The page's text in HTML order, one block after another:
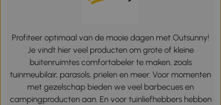
Profiteer optimaal van de mooie dagen met Outsunny!
Je vindt hier veel producten om grote of kleine
buitenruimtes comfortabeler te maken, zoals
tuinmeubilair, parasols, prielen en meer. Voor momenten
met gezelschap bieden we veel barbecues en
campingproducten aan. En voor tuinliefhebbers hebben